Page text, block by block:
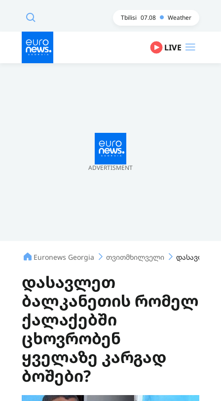
Tbilisi 07.08 Weather
LIVE
ADVERTISMENT
Euronews Georgia თვითმხილველი დასავლეთ
დასავლეთ
ბალკანეთის რომელ
ქალაქებში
ცხოვრობენ
ყველაზე კარგად
ბოშები?